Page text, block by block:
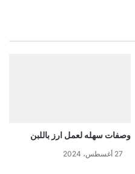
وصفات سهله لعمل ارز باللبن
27 أغسطس، 2024